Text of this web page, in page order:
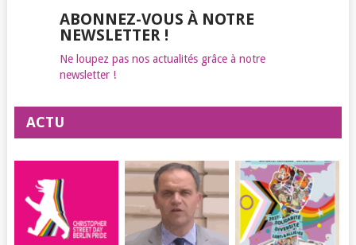
ABONNEZ-VOUS À NOTRE
NEWSLETTER !
Ne loupez pas nos actualités grâce à notre
newsletter !
ACTU